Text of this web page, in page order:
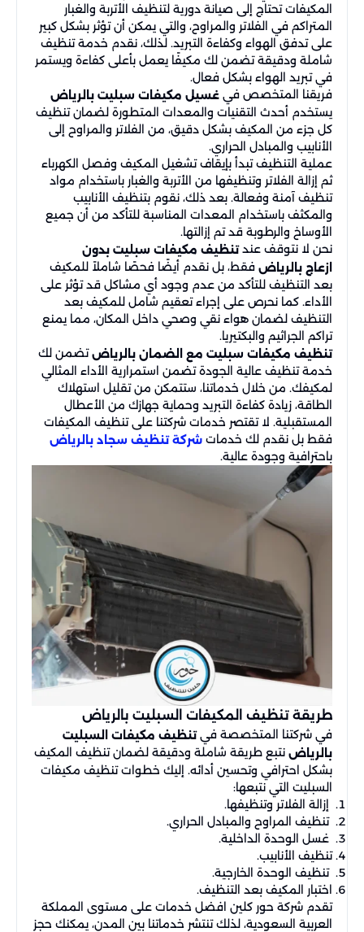
المكيفات تحتاج إلى صيانة دورية لتنظيف الأتربة والغبار
المتراكم في الفلاتر والمراوح، والتي يمكن أن تؤثر بشكل كبير
على تدفق الهواء وكفاءة التبريد. لذلك، نقدم خدمة تنظيف
شاملة ودقيقة تضمن لك مكيفًا يعمل بأعلى كفاءة ويستمر
في تبريد الهواء بشكل فعال.
فريقنا المتخصص في غسيل مكيفات سبليت بالرياض
يستخدم أحدث التقنيات والمعدات المتطورة لضمان تنظيف
كل جزء من المكيف بشكل دقيق، من الفلاتر والمراوح إلى
الأنابيب والمبادل الحراري.
عملية التنظيف تبدأ بإيقاف تشغيل المكيف وفصل الكهرباء
ثم إزالة الفلاتر وتنظيفها من الأتربة والغبار باستخدام مواد
تنظيف آمنة وفعالة. بعد ذلك، نقوم بتنظيف الأنابيب
والمكثف باستخدام المعدات المناسبة للتأكد من أن جميع
الأوساخ والرطوبة قد تم إزالتها.
نحن لا نتوقف عندتنظيف مكيفات سبليت بدون
ازعاج بالرياض فقط، بل نقدم أيضًا فحصًا شاملاً للمكيف
بعد التنظيف للتأكد من عدم وجود أي مشاكل قد تؤثر على
الأداء. كما نحرص على إجراء تعقيم شامل للمكيف بعد
التنظيف لضمان هواء نقي وصحي داخل المكان، مما يمنع
تراكم الجراثيم والبكتيريا.
تنظيف مكيفات سبليت مع الضمان بالرياضتضمن لك
خدمة تنظيف عالية الجودة تضمن استمرارية الأداء المثالي
لمكيفك. من خلال خدماتنا، ستتمكن من تقليل استهلاك
الطاقة، زيادة كفاءة التبريد وحماية جهازك من الأعطال
المستقبلية. لا تقتصر خدمات شركتنا على تنظيف المكيفات
فقط بل نقدم لك خدمات شركة تنظيف سجاد بالرياض
باحترافية وجودة عالية.
طريقة تنظيف المكيفات السبليت بالرياض
في شركتنا المتخصصة فيتنظيف مكيفات السبليت
بالرياض نتبع طريقة شاملة ودقيقة لضمان تنظيف المكيف
بشكل احترافي وتحسين أدائه. إليك خطوات تنظيف مكيفات
السبليت التي نتبعها:
إزالة الفلاتر وتنظيفها.
تنظيف المراوح والمبادل الحراري.
غسل الوحدة الداخلية.
تنظيف الأنابيب.
تنظيف الوحدة الخارجية.
اختبار المكيف بعد التنظيف.
تقدم شركة حور كلين افضل خدمات على مستوى المملكة
العربية السعودية، لذلك تنتشر خدماتنا بين المدن، يمكنك حجز